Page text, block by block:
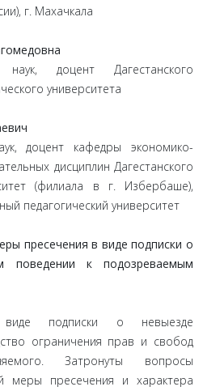
г. Махачкала
наук, доцент Дагестанского
университета
доцент кафедры экономико-
дисциплин Дагестанского
(филиала в г. Избербаше),
педагогический университет
пресечения в виде подписки о
поведении к подозреваемым
подписки о невыезде
ограничения прав и свобод
Затронуты вопросы
меры пресечения и характера